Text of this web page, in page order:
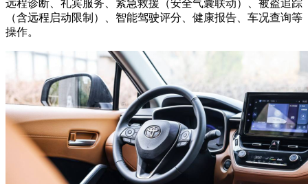
远程诊断、礼宾服务、紧急救援（安全气囊联动）、被盗追踪
（含远程启动限制）、智能驾驶评分、健康报告、车况查询等
操作。